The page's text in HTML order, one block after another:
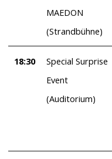
MAEDON
(Strandbühne)
18:30
Special Surprise
Event
(Auditorium)